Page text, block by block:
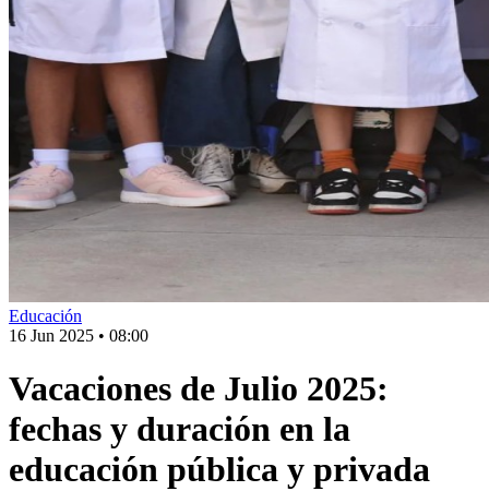
Educación
16 Jun 2025 • 08:00
Vacaciones de Julio 2025:
fechas y duración en la
educación pública y privada